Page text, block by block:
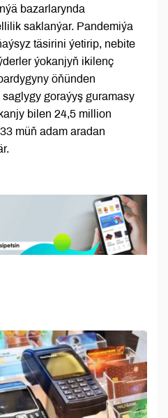
bazarlarynda
saklanýar. Pandemiýa
täsirini ýetirip, nebite
ýokanjyň ikilenç
öňünden
goraýyş guramasy
bilen 24,5 million
müň adam aradan